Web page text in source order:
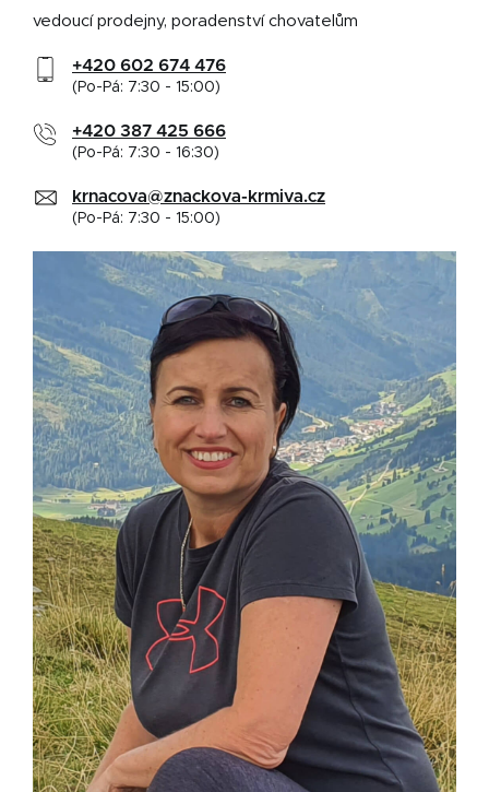
vedoucí prodejny, poradenství chovatelům
+420 602 674 476
(Po-Pá: 7:30 - 15:00)
+420 387 425 666
(Po-Pá: 7:30 - 16:30)
krnacova@znackova-krmiva.cz
(Po-Pá: 7:30 - 15:00)